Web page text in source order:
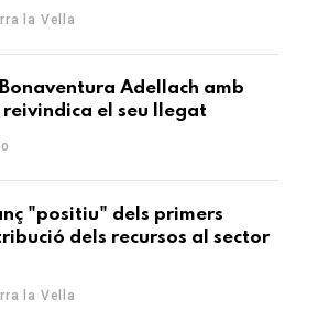
la Vella
Adellach amb
el seu llegat
"positiu" dels primers
dels recursos al sector
la Vella